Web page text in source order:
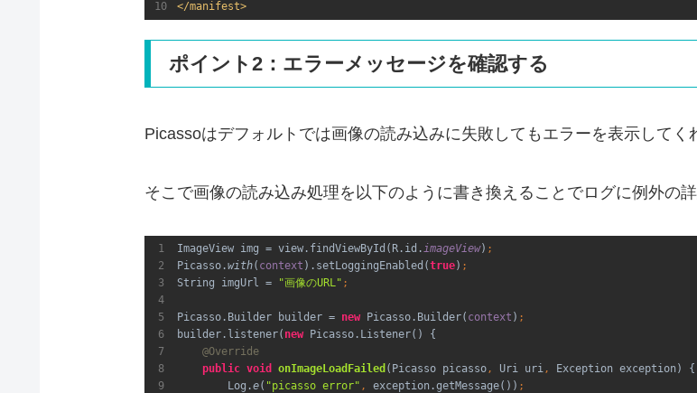
ポイント2：エラーメッセージを確認する
Picassoはデフォルトでは画像の読み込みに失敗してもエラーを表示してく
そこで画像の読み込み処理を以下のように書き換えることでログに例外の
ImageView img = view.findViewById(R.id. imageView) ;
Picasso.with( context ).setLoggingEnabled(true)
String imgUrl =
"画像のURL"
Picasso.Builder builder = new Picasso.Builder( context )
builder.listener( new Picasso.Listener() {
@Override
public void onImageLoadFailed (Picasso picasso , Uri uri , Exception exception)
{
        Log.
e( "picasso error" , exception.getMessage())